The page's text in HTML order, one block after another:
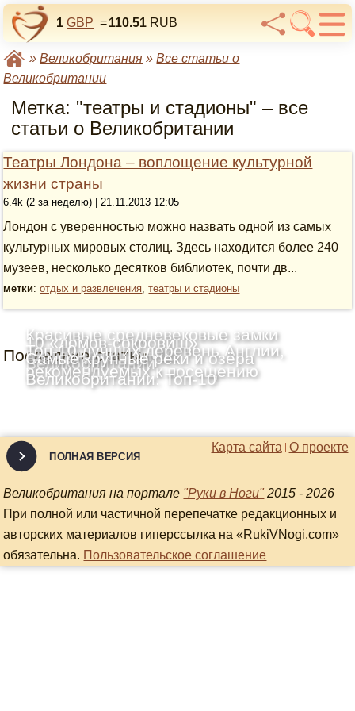
1 GBP =110.51 RUB
»Великобритания »Все статьи о
Великобритании
Метка: "театры и стадионы" – все
статьи о Великобритании
Театры Лондона – воплощение культурной
жизни страны
6.4k (2 за неделю) | 21.11.2013 12:05
Лондон с уверенностью можно назвать одной из самых
культурных мировых столиц. Здесь находится более 240
музеев, несколько десятков библиотек, почти дв...
метки:отдых и развлечения,театры и стадионы
Последние статьи
Красивые средневековые замки
Шотландии: Топ-10
10 «домов-сокровищ»
Великобритании
Топ-10 лучших деревень Англии,
рекомендуемых к посещению
Самые крупные реки и озёра
Великобритании: Топ-10
О проекте
Карта сайта
ПОЛНАЯ ВЕРСИЯ
Великобритания на портале "Руки в Ноги" 2015 - 2026
При полной или частичной перепечатке редакционных и
авторских материалов гиперссылка на «RukiVNogi.com»
обязательна. Пользовательское соглашение